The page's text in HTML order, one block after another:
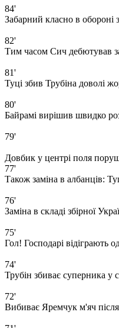
84'
Забарний класно в обороні
82'
Тим часом Сич дебютував
81'
Туці збив Трубіна доволі
80'
Байрамі вирішив швидко
79'
Довбик у центрі поля
77'
Також заміна в албанців:
76'
Заміна в складі збірної
75'
Гол! Господарі відіграють
74'
Трубін збиває суперника у
72'
Вибиває Яремчук м'яч